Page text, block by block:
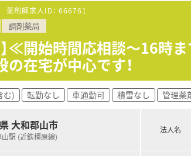
れる業務内容】
方箋に基づく調剤業務、監査、服薬指導
械化に積極的なため最新の調剤機器が導
様への対応だけでなく、地域医療を支え
境と雰囲気】
師が多く活躍しており、スタッフ同士の
後休暇や育児休暇の取得率は100％を誇っ
置の適正化を都度見直しており、特定のス
薬剤師求人ID： 666761
調剤薬局
】≪開始時間応相談～16時
在宅が中心です！
む) 転勤なし 車通勤可 積雪なし 管理薬
大和郡山市
駅 (近鉄橿原線)
法人名